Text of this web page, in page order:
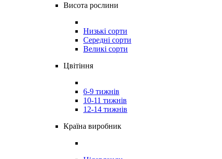
Висота рослини
Низькі сорти
Середні сорти
Великі сорти
Цвітіння
6-9 тижнів
10-11 тижнів
12-14 тижнів
Країна виробник